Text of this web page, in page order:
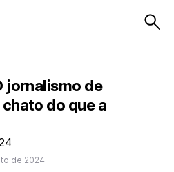
jornalismo de
do que a
de 2024